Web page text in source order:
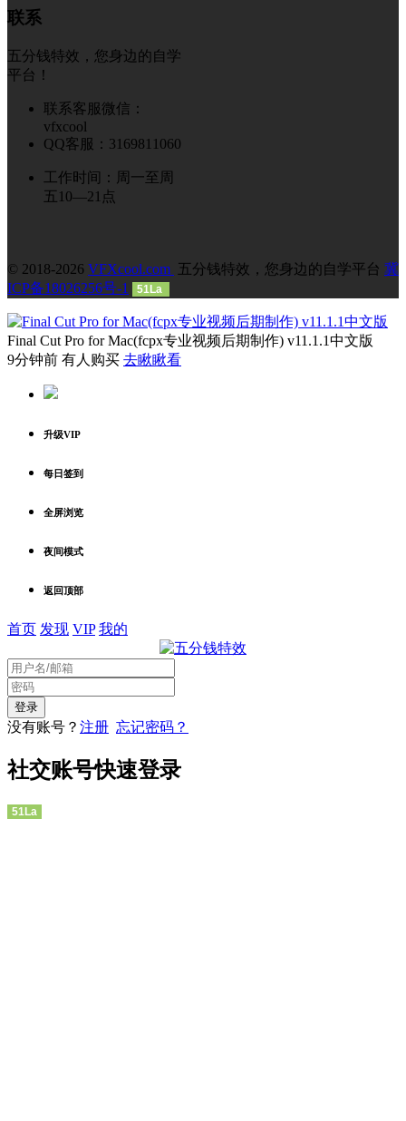
联系
五分钱特效，您身边的自学
平台！
联系客服微信：
vfxcool
QQ客服：3169811060
工作时间：周一至周
五10—21点
© 2018-2026 VFXcool.com 五分钱特效，您身边的自学平台 冀
ICP备18026256号-1
51La
Final Cut Pro for Mac(fcpx专业视频后期制作) v11.1.1中文版
9分钟前 有人购买 去瞅瞅看
升级VIP
每日签到
全屏浏览
夜间模式
返回顶部
首页 发现 VIP 我的
没有账号？ 注册 忘记密码？
社交账号快速登录
51La